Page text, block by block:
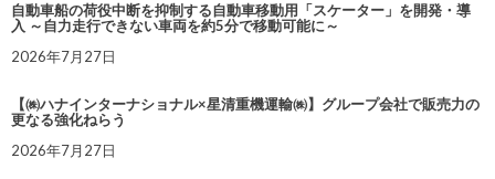
自動車船の荷役中断を抑制する自動車移動用「スケーター」を開発・導
入 ～自力走行できない車両を約5分で移動可能に～
2026年7月27日
【㈱ハナインターナショナル×星清重機運輸㈱】グループ会社で販売力の
更なる強化ねらう
2026年7月27日